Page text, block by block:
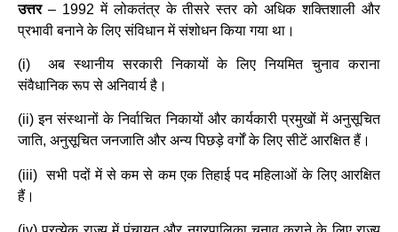
उत्तर– 1992 में लोकतंत्र के तीसरे स्तर को अधिक शक्तिशाली और
प्रभावी बनाने के लिए संविधान में संशोधन किया गया था।
(i) अब स्थानीय सरकारी निकायों के लिए नियमित चुनाव कराना
संवैधानिक रूप से अनिवार्य है।
(ii) इन संस्थानों के निर्वाचित निकायों और कार्यकारी प्रमुखों में अनुसूचित
जाति, अनुसूचित जनजाति और अन्य पिछड़े वर्गों के लिए सीटें आरक्षित हैं।
(iii) सभी पदों में से कम से कम एक तिहाई पद महिलाओं के लिए आरक्षित
हैं।